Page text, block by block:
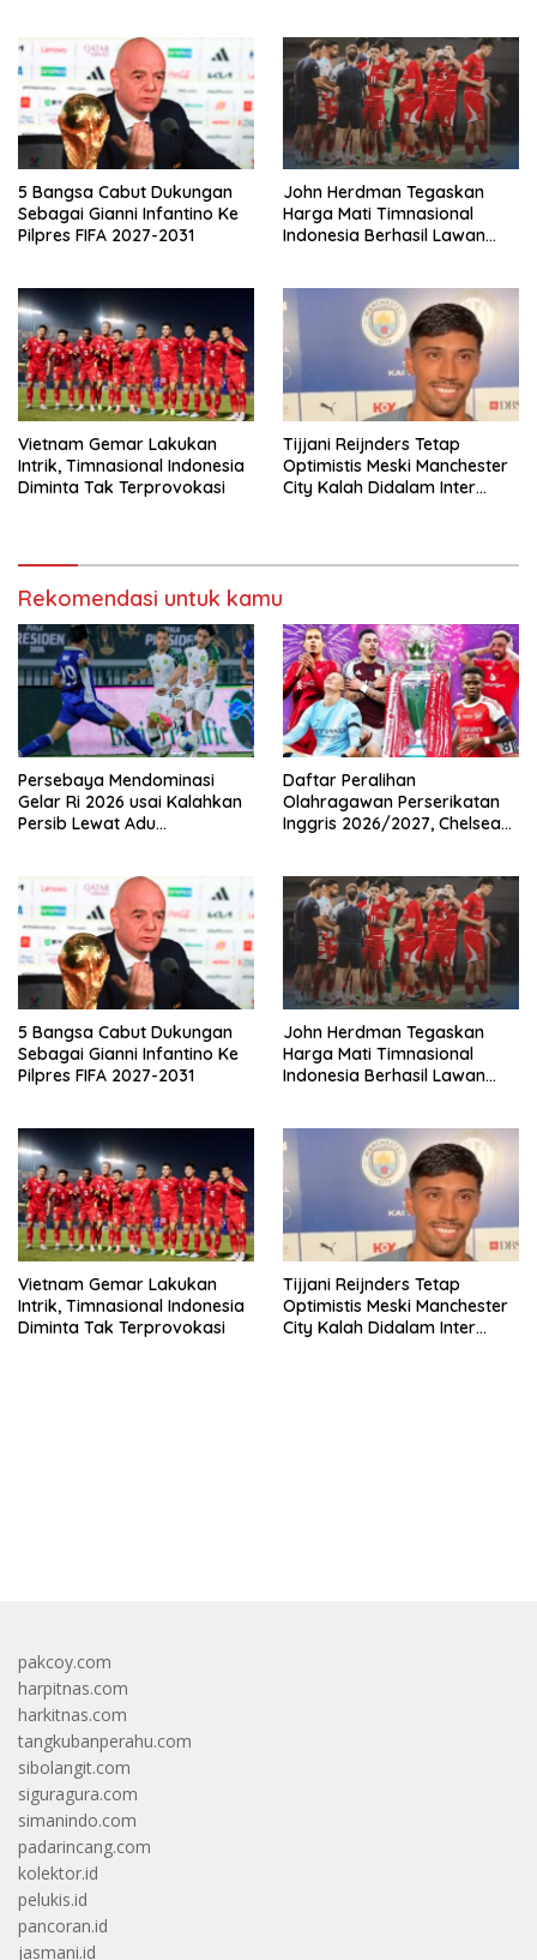
5 Bangsa Cabut Dukungan
Sebagai Gianni Infantino Ke
Pilpres FIFA 2027-2031
John Herdman Tegaskan
Harga Mati Timnasional
Indonesia Berhasil Lawan
Vietnam Gemar Lakukan
Intrik, Timnasional Indonesia
Diminta Tak Terprovokasi
Tijjani Reijnders Tetap
Optimistis Meski Manchester
City Kalah Didalam Inter
Rekomendasi untuk kamu
Persebaya Mendominasi
Gelar Ri 2026 usai Kalahkan
Persib Lewat Adu
Daftar Peralihan
Olahragawan Perserikatan
Inggris 2026/2027, Chelsea
5 Bangsa Cabut Dukungan
Sebagai Gianni Infantino Ke
Pilpres FIFA 2027-2031
John Herdman Tegaskan
Harga Mati Timnasional
Indonesia Berhasil Lawan
Vietnam Gemar Lakukan
Intrik, Timnasional Indonesia
Diminta Tak Terprovokasi
Tijjani Reijnders Tetap
Optimistis Meski Manchester
City Kalah Didalam Inter
pakcoy.com
harpitnas.com
harkitnas.com
tangkubanperahu.com
sibolangit.com
siguragura.com
simanindo.com
padarincang.com
kolektor.id
pelukis.id
pancoran.id
jasmani.id